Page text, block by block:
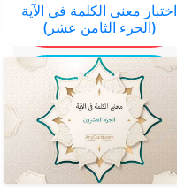
اختبار معنى الكلمة في الآية
(الجزء الثامن عشر)